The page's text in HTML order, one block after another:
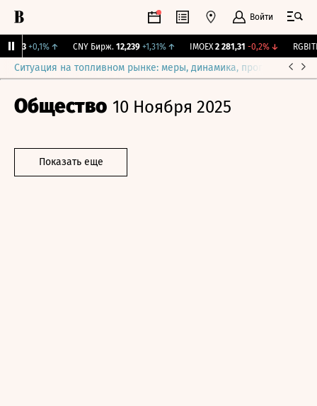
Войти
+0,1% ↑ CNY Бирж. 12,239 +1,31% ↑ IMOEX 2 281,31 -0,2%↓ RGBITR
Ситуация на топливном рынке: меры, динамика, прогнозы
Общество 10 Ноября 2025
Показать еще